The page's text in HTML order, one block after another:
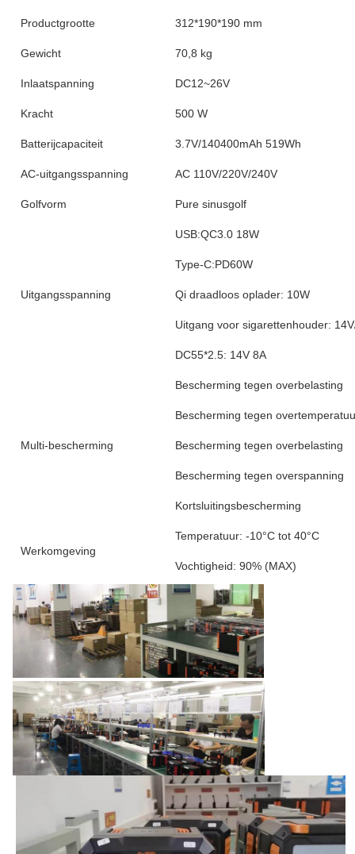
Productgrootte 312*190*190 mm
Gewicht 70,8 kg
Inlaatspanning DC12~26V
Kracht 500 W
Batterijcapaciteit 3.7V/140400mAh 519Wh
AC-uitgangsspanning AC 110V/220V/240V
Golfvorm Pure sinusgolf
Uitgangsspanning
USB:QC3.0 18W
Type-C:PD60W
Qi draadloos oplader: 10W
Uitgang voor sigarettenhouder:
DC55*2.5: 14V 8A
Multi-bescherming
Bescherming tegen overbelasting
Bescherming tegen
Bescherming tegen overbelasting
Bescherming tegen overspanning
Kortsluitingsbescherming
Werkomgeving
Temperatuur: -10°C tot 40°C
Vochtigheid: 90% (MAX)